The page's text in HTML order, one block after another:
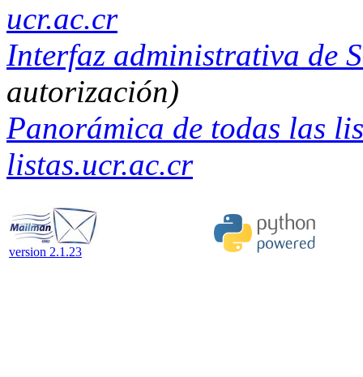
ucr.ac.cr
Interfaz administrativa de
autorización)
Panorámica de todas las
listas.ucr.ac.cr
version 2.1.23